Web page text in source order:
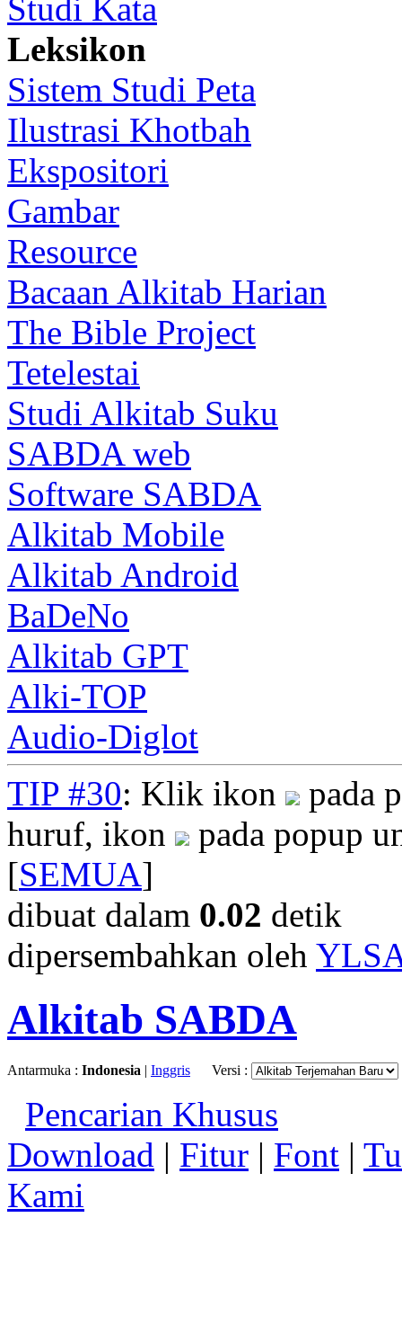
Studi Kata
Leksikon
Sistem Studi Peta
Ilustrasi Khotbah
Ekspositori
Gambar
Resource
Bacaan Alkitab Harian
The Bible Project
Tetelestai
Studi Alkitab Suku
SABDA web
Software SABDA
Alkitab Mobile
Alkitab Android
BaDeNo
Alkitab GPT
Alki-TOP
Audio-Diglot
TIP #30: Klik ikon
pada
huruf, ikon
pada popup
[SEMUA]
dibuat dalam 0.02 detik
dipersembahkan oleh
Alkitab SABDA
Antarmuka : Indonesia | Inggris Versi :
Pencarian Khusus
Download | Fitur | Font |
Kami